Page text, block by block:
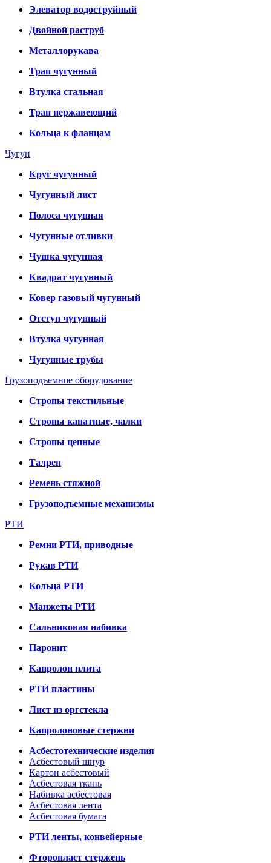
Элеватор водоструйный
Двойной раструб
Металлорукава
Трап чугунный
Втулка стальная
Трап нержавеющий
Кольца к фланцам
Чугун
Круг чугунный
Чугунный лист
Полоса чугунная
Чугунные отливки
Чушка чугунная
Квадрат чугунный
Ковер газовый чугунный
Отступ чугунный
Втулка чугунная
Чугунные трубы
Грузоподъемное оборудование
Стропы текстильные
Стропы канатные, чалки
Стропы цепные
Талреп
Ремень стяжной
Грузоподъемные механизмы
РТИ
Ремни РТИ, приводные
Рукав РТИ
Кольца РТИ
Манжеты РТИ
Сальниковая набивка
Паронит
Капролон плита
РТИ пластины
Лист из оргстекла
Капролоновые стержни
Асбестотехнические изделия
Асбестовый шнур
Картон асбестовый
Асбестовая ткань
Набивка асбестовая
Асбестовая лента
Асбестовая бумага
РТИ ленты, конвейерные
Фторопласт стержень